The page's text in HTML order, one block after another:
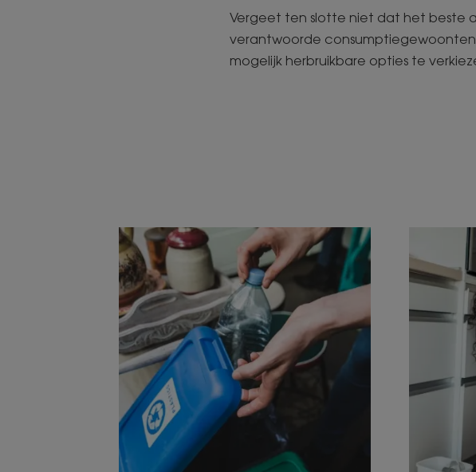
Vergeet ten slotte niet dat het beste
verantwoorde
mogelijk herbruikbare opties te